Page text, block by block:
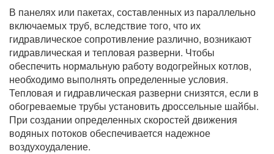
В панелях или пакетах, составленных из параллельно
включаемых труб, вследствие того, что их
гидравлическое сопротивление различно, возникают
гидравлическая и тепловая разверни. Чтобы
обеспечить нормальную работу водогрейных котлов,
необходимо выполнять определенные условия.
Тепловая и гидравлическая разверни снизятся, если в
обогреваемые трубы установить дроссельные шайбы.
При создании определенных скоростей движения
водяных потоков обеспечивается надежное
воздухоудаление.